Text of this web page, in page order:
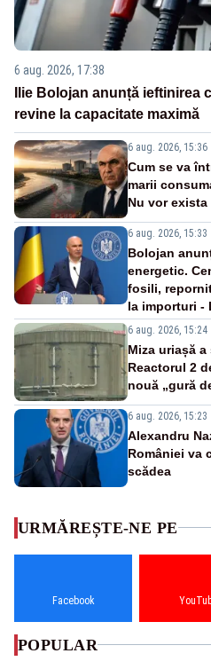
6 aug. 2026, 17:38
Ilie Bolojan anunță
revine la capacitate maximă
6 aug. 2026, 15:36
Cum se va
marii
Nu vor
6 aug. 2026, 15:33
Bolojan
energetic.
fosili,
la importuri -
6 aug. 2026, 15:24
Miza uriașă
Reactorul 2
nouă „gură
6 aug. 2026, 15:23
Alexandru
României va
scădea
URMĂREȘTE-NE PE
Facebook
POPULAR